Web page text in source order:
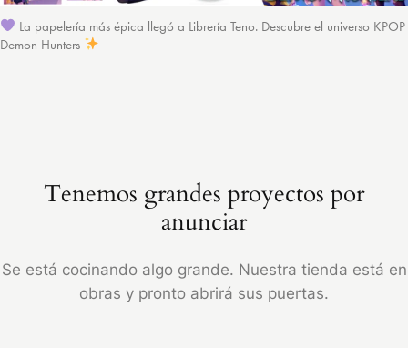
La papelería más épica llegó a Librería Teno. Descubre el universo KPOP
Demon Hunters
Tenemos grandes proyectos por
anunciar
Se está cocinando algo grande. Nuestra tienda está en
obras y pronto abrirá sus puertas.